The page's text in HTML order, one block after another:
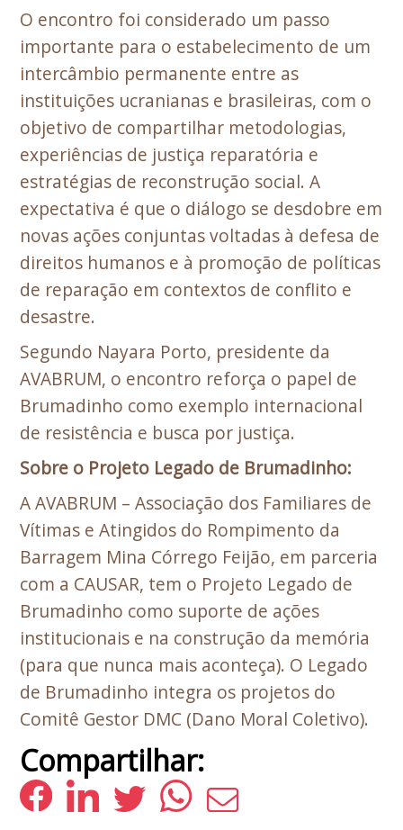
O encontro foi considerado um passo
importante para o estabelecimento de um
intercâmbio permanente entre as
instituições ucranianas e brasileiras, com o
objetivo de compartilhar metodologias,
experiências de justiça reparatória e
estratégias de reconstrução social. A
expectativa é que o diálogo se desdobre em
novas ações conjuntas voltadas à defesa de
direitos humanos e à promoção de políticas
de reparação em contextos de conflito e
desastre.
Segundo Nayara Porto, presidente da
AVABRUM, o encontro reforça o papel de
Brumadinho como exemplo internacional
de resistência e busca por justiça.
Sobre o Projeto Legado de Brumadinho:
A AVABRUM – Associação dos Familiares de
Vítimas e Atingidos do Rompimento da
Barragem Mina Córrego Feijão, em parceria
com a CAUSAR, tem o Projeto Legado de
Brumadinho como suporte de ações
institucionais e na construção da memória
(para que nunca mais aconteça). O Legado
de Brumadinho integra os projetos do
Comitê Gestor DMC (Dano Moral Coletivo).
Compartilhar: